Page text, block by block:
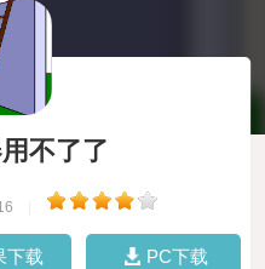
不了了
下载 PC下载